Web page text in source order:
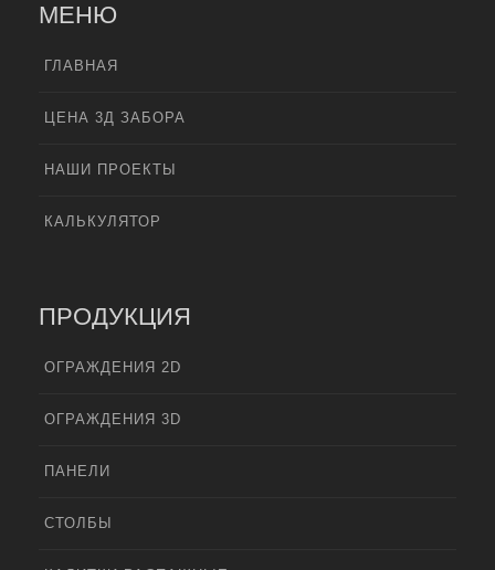
МЕНЮ
ГЛАВНАЯ
ЦЕНА 3Д ЗАБОРА
НАШИ ПРОЕКТЫ
КАЛЬКУЛЯТОР
ПРОДУКЦИЯ
ОГРАЖДЕНИЯ 2D
ОГРАЖДЕНИЯ 3D
ПАНЕЛИ
СТОЛБЫ